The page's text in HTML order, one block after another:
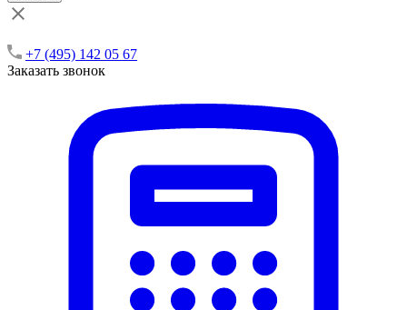
+7 (495) 142 05 67
Заказать звонок